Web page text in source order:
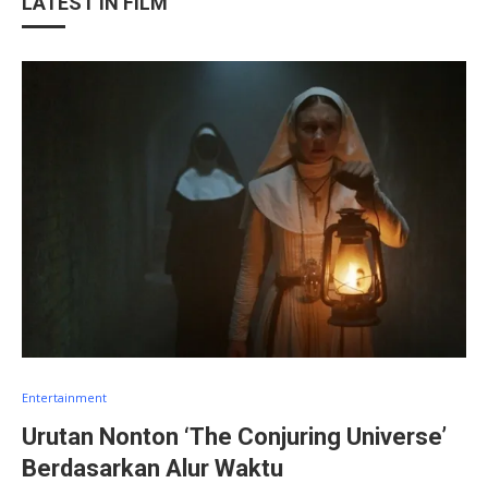
Entertainment
Urutan Nonton ‘The Conjuring Universe’
Berdasarkan Alur Waktu